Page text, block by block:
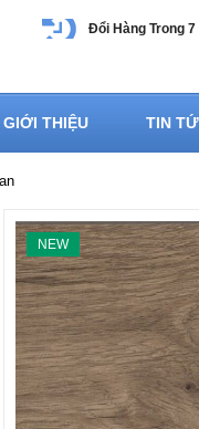
Đổi Hàng Trong 7
GIỚI THIỆU TIN
NEW